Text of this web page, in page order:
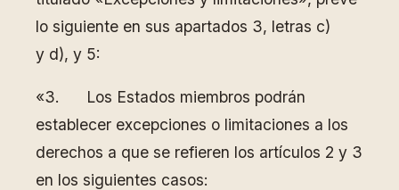
lo siguiente en sus apartados 3, letras c)
y d), y 5:
«3. Los Estados miembros podrán
establecer excepciones o limitaciones a los
derechos a que se refieren los artículos 2 y 3
en los siguientes casos: